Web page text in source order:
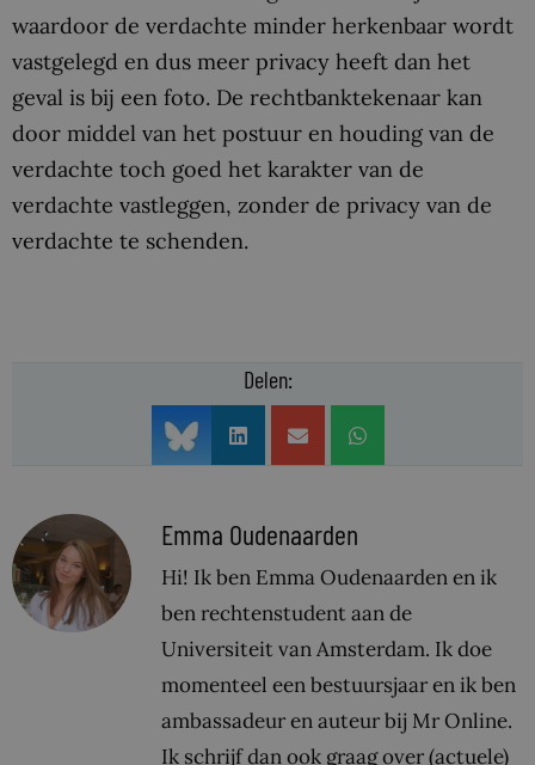
waardoor de verdachte minder herkenbaar wordt
vastgelegd en dus meer privacy heeft dan het
geval is bij een foto. De rechtbanktekenaar kan
door middel van het postuur en houding van de
verdachte toch goed het karakter van de
verdachte vastleggen, zonder de privacy van de
verdachte te schenden.
Delen:
Emma Oudenaarden
Hi! Ik ben Emma Oudenaarden en ik
ben rechtenstudent aan de
Universiteit van Amsterdam. Ik doe
momenteel een bestuursjaar en ik ben
ambassadeur en auteur bij Mr Online.
Ik schrijf dan ook graag over (actuele)